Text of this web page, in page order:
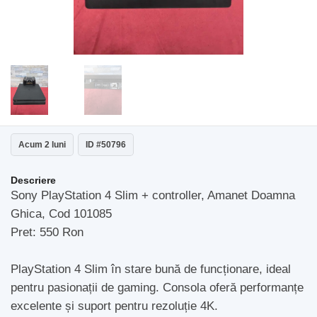
Acum 2 luni ID #50796
Descriere
Sony PlayStation 4 Slim + controller, Amanet Doamna
Ghica, Cod 101085
Pret: 550 Ron
PlayStation 4 Slim în stare bună de funcționare, ideal
pentru pasionații de gaming. Consola oferă performanțe
excelente și suport pentru rezoluție 4K.